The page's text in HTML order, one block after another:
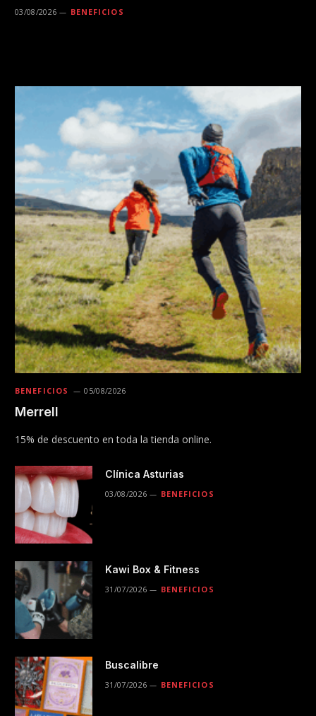
03/08/2026 BENEFICIOS
BENEFICIOS 05/08/2026
Merrell
15% de descuento en toda la tienda online.
Clínica Asturias
03/08/2026 BENEFICIOS
Kawi Box & Fitness
31/07/2026 BENEFICIOS
Buscalibre
31/07/2026 BENEFICIOS